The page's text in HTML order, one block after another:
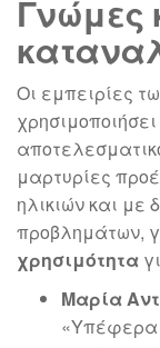
Γνώμες
Οι εμπειρίες
χρησιμοποιήσει
μαρτυρίες
ηλικιών και με
προβλημάτων,
χρησιμότητα
Μαρία
«Υπέφερα